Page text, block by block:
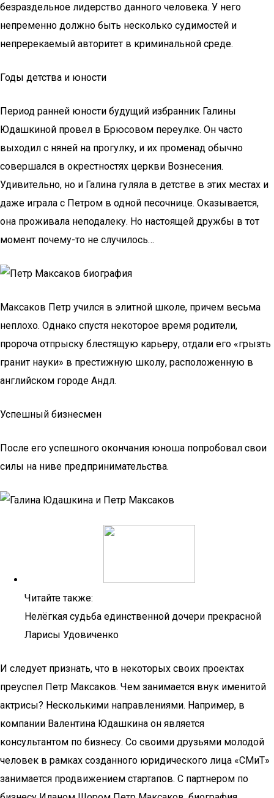
безраздельное лидерство данного человека. У него
непременно должно быть несколько судимостей и
непререкаемый авторитет в криминальной среде.
Годы детства и юности
Период ранней юности будущий избранник Галины
Юдашкиной провел в Брюсовом переулке. Он часто
выходил с няней на прогулку, и их променад обычно
совершался в окрестностях церкви Вознесения.
Удивительно, но и Галина гуляла в детстве в этих местах и
даже играла с Петром в одной песочнице. Оказывается,
она проживала неподалеку. Но настоящей дружбы в тот
момент почему-то не случилось…
Максаков Петр учился в элитной школе, причем весьма
неплохо. Однако спустя некоторое время родители,
пророча отпрыску блестящую карьеру, отдали его «грызть
гранит науки» в престижную школу, расположенную в
английском городе Андл.
Успешный бизнесмен
После его успешного окончания юноша попробовал свои
силы на ниве предпринимательства.
Читайте также:
Нелёгкая судьба единственной дочери прекрасной
Ларисы Удовиченко
И следует признать, что в некоторых своих проектах
преуспел Петр Максаков. Чем занимается внук именитой
актрисы? Несколькими направлениями. Например, в
компании Валентина Юдашкина он является
консультантом по бизнесу. Со своими друзьями молодой
человек в рамках созданного юридического лица «СМиТ»
занимается продвижением стартапов. С партнером по